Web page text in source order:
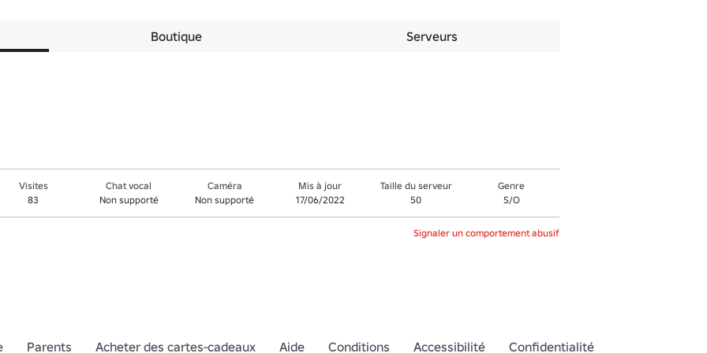
Boutique Serveurs
Visites
83
Chat vocal
Non supporté
Caméra
Non supporté
Mis à jour
17/06/2022
Taille du serveur
50
Genre
S/O
Signaler un comportement abusif
Parents Acheter des cartes-cadeaux Aide Conditions Accessibilité Confidentialité